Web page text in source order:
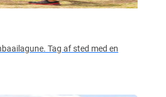
Tag af sted med en